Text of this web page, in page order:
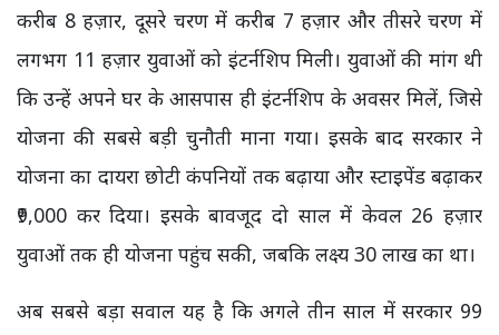
करीब 8 हज़ार, दूसरे चरण में करीब 7 हज़ार और तीसरे चरण में
लगभग 11 हज़ार युवाओं को इंटर्नशिप मिली। युवाओं की मांग थी
कि उन्हें अपने घर के आसपास ही इंटर्नशिप के अवसर मिलें, जिसे
योजना की सबसे बड़ी चुनौती माना गया। इसके बाद सरकार ने
योजना का दायरा छोटी कंपनियों तक बढ़ाया और स्टाइपेंड बढ़ाकर
₹9,000 कर दिया। इसके बावजूद दो साल में केवल 26 हज़ार
युवाओं तक ही योजना पहुंच सकी, जबकि लक्ष्य 30 लाख का था।
अब सबसे बड़ा सवाल यह है कि अगले तीन साल में सरकार 99